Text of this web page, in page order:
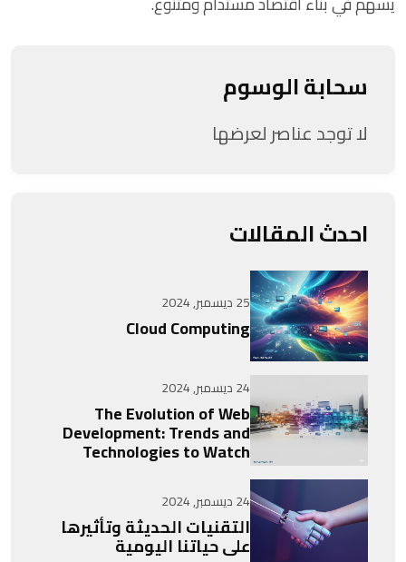
سحابة الوسوم
لا توجد عناصر لعرضها
احدث المقالات
25 ديسمبر, 2024
Cloud Computing
24 ديسمبر, 2024
The Evolution of Web
Development: Trends and
Technologies to Watch
24 ديسمبر, 2024
التقنيات الحديثة وتأثيرها
على حياتنا اليومية